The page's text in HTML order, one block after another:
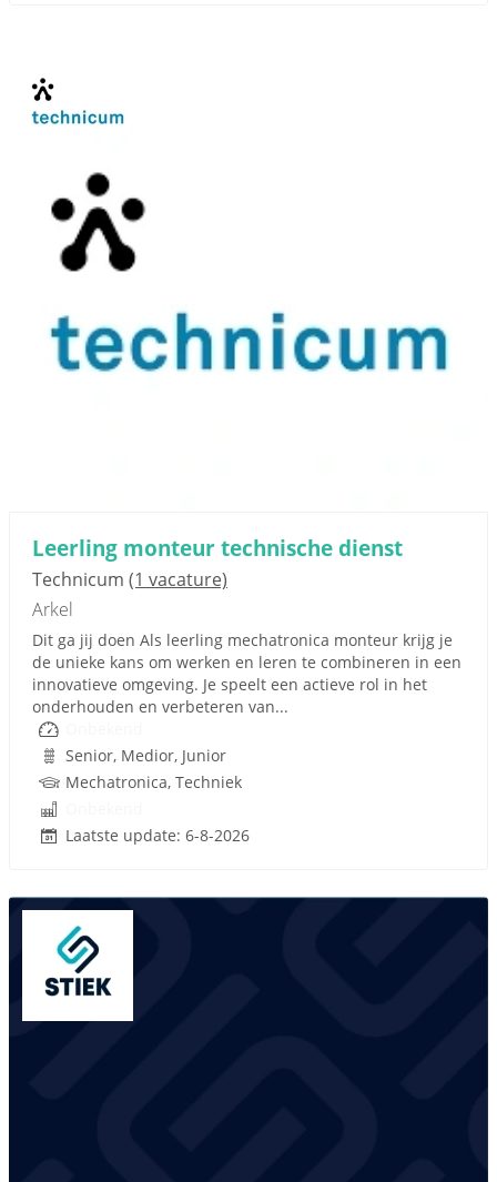
Leerling monteur technische dienst
Technicum (1 vacature)
Arkel
Dit ga jij doen Als leerling mechatronica monteur krijg je
de unieke kans om werken en leren te combineren in een
innovatieve omgeving. Je speelt een actieve rol in het
onderhouden en verbeteren van...
Senior, Medior, Junior
Mechatronica, Techniek
Laatste update: 6-8-2026